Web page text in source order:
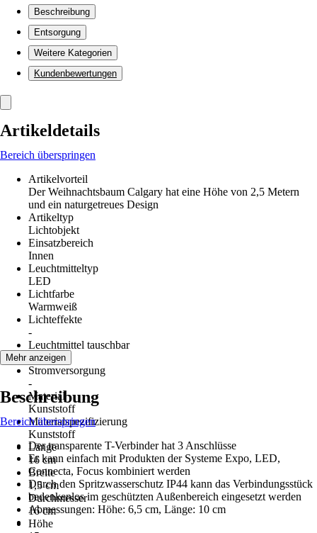
Beschreibung
Entsorgung
Weitere Kategorien
Kundenbewertungen
Artikeldetails
Bereich überspringen
Artikelvorteil
Der Weihnachtsbaum Calgary hat eine Höhe von 2,5 Metern
und ein naturgetreues Design
Artikeltyp
Lichtobjekt
Einsatzbereich
Innen
Leuchtmitteltyp
LED
Lichtfarbe
Warmweiß
Lichteffekte
-
Leuchtmittel tauschbar
Nein
Stromversorgung
-
Material
Kunststoff
Materialspezifizierung
Kunststoff
Länge
16 cm
Breite
1,5 cm
Durchmesser
16 cm
Höhe
Mehr anzeigen
Beschreibung
Bereich überspringen
Der transparente T-Verbinder hat 3 Anschlüsse
Er kann einfach mit Produkten der Systeme Expo, LED,
Connecta, Focus kombiniert werden
Durch den Spritzwasserschutz IP44 kann das Verbindungsstück
bedenkenlos im geschützten Außenbereich eingesetzt werden
Abmessungen: Höhe: 6,5 cm, Länge: 10 cm